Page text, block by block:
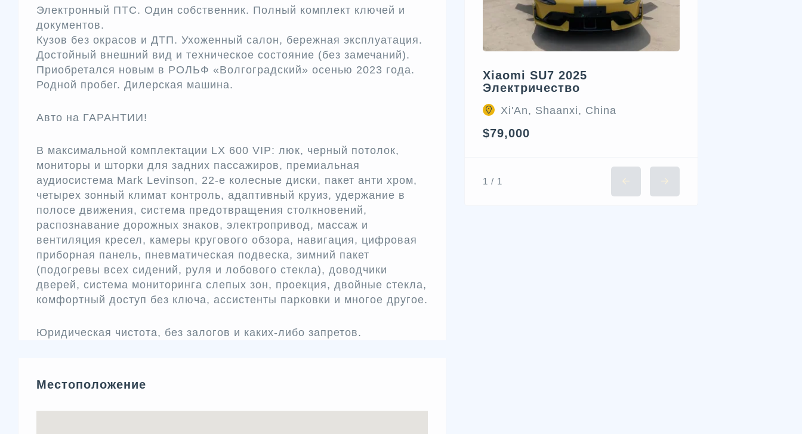
Электронный ПТС. Один собственник. Полный комплект ключей и
документов.
Кузов без окрасов и ДТП. Ухоженный салон, бережная эксплуатация.
Достойный внешний вид и техническое состояние (без замечаний).
Приобретался новым в РОЛЬФ «Волгоградский» осенью 2023 года.
Родной пробег. Дилерская машина.
Авто на ГАРАНТИИ!
В максимальной комплектации LX 600 VIP: люк, черный потолок,
мониторы и шторки для задних пассажиров, премиальная
аудиосистема Mark Levinson, 22-е колесные диски, пакет анти хром,
четырех зонный климат контроль, адаптивный круиз, удержание в
полосе движения, система предотвращения столкновений,
распознавание дорожных знаков, электропривод, массаж и
вентиляция кресел, камеры кругового обзора, навигация, цифровая
приборная панель, пневматическая подвеска, зимний пакет
(подогревы всех сидений, руля и лобового стекла), доводчики
дверей, система мониторинга слепых зон, проекция, двойные стекла,
комфортный доступ без ключа, ассистенты парковки и многое другое.
Юридическая чистота, без залогов и каких-либо запретов.
Местоположение
Xiaomi SU7 2025
Электричество
Xi'An, Shaanxi, China
$79,000
1 / 1